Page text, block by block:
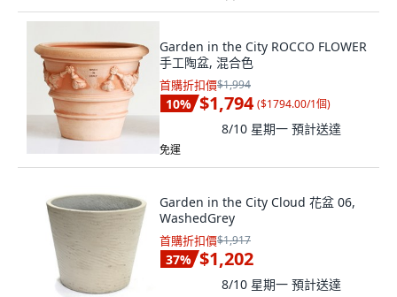
Garden in the City ROCCO FLOWER
手工陶盆, 混合色
首購折扣價$1,994
10% $1,794 ($1794.00/1個)
8/10 星期一 預計送達
免運
Garden in the City Cloud 花盆 06,
WashedGrey
首購折扣價$1,917
37% $1,202
8/10 星期一 預計送達